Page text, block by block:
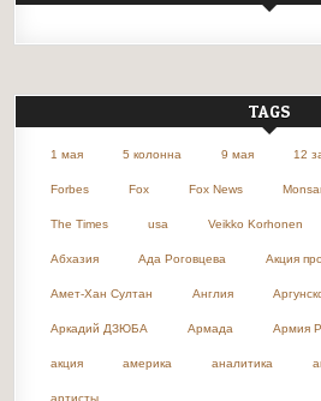
TAGS
1 мая 5 колонна 9 мая 12
Forbes Fox Fox News
The Times usa Veikko Korhonen
Абхазия Ада Роговцева Акция
Амет-Хан Султан Англия
Аркадий ДЗЮБА Армада Армия
акция америка аналитика
артисты